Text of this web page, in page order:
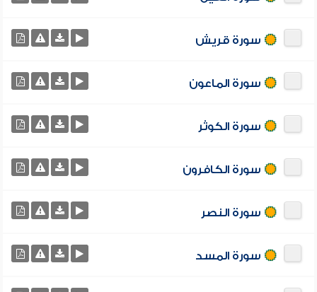
سورة قريش
سورة الماعون
سورة الكوثر
سورة الكافرون
سورة النصر
سورة المسد